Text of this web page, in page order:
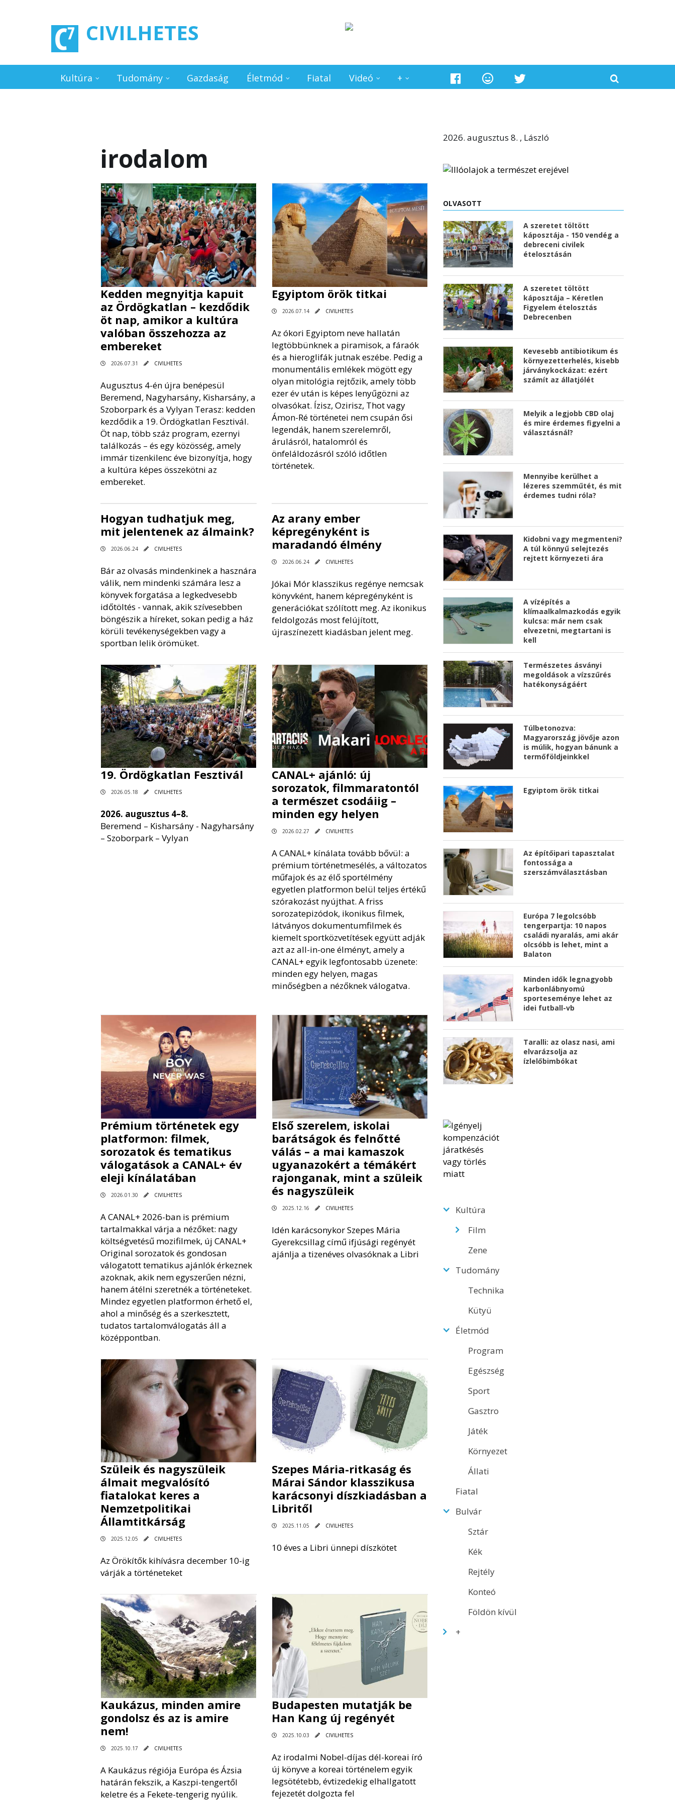
CIVILHETES
Kultúra Tudomány Gazdaság Életmód Fiatal Videó +
irodalom
Kedden megnyitja kapuit
az Ördögkatlan – kezdődik
öt nap, amikor a kultúra
valóban összehozza az
embereket
2026.07.31 CIVILHETES
Augusztus 4-én újra benépesül
Beremend, Nagyharsány, Kisharsány, a
Szoborpark és a Vylyan Terasz: kedden
kezdődik a 19. Ördögkatlan Fesztivál.
Öt nap, több száz program, ezernyi
találkozás – és egy közösség, amely
immár tizenkilenc éve bizonyítja, hogy
a kultúra képes összekötni az
embereket.
Egyiptom örök titkai
2026.07.14 CIVILHETES
Az ókori Egyiptom neve hallatán
legtöbbünknek a piramisok, a fáraók
és a hieroglifák jutnak eszébe. Pedig a
monumentális emlékek mögött egy
olyan mitológia rejtőzik, amely több
ezer év után is képes lenyűgözni az
olvasókat. Ízisz, Ozirisz, Thot vagy
Ámon-Ré történetei nem csupán ősi
legendák, hanem szerelemről,
árulásról, hatalomról és
önfeláldozásról szóló időtlen
történetek.
Hogyan tudhatjuk meg,
mit jelentenek az álmaink?
2026.06.24 CIVILHETES
Bár az olvasás mindenkinek a hasznára
válik, nem mindenki számára lesz a
könyvek forgatása a legkedvesebb
időtöltés - vannak, akik szívesebben
böngészik a híreket, sokan pedig a ház
körüli tevékenységekben vagy a
sportban lelik örömüket.
Az arany ember
képregényként is
maradandó élmény
2026.06.24 CIVILHETES
Jókai Mór klasszikus regénye nemcsak
könyvként, hanem képregényként is
generációkat szólított meg. Az ikonikus
feldolgozás most felújított,
újraszínezett kiadásban jelent meg.
19. Ördögkatlan Fesztivál
2026.05.18 CIVILHETES
2026. augusztus 4–8.
Beremend – Kisharsány - Nagyharsány
– Szoborpark – Vylyan
CANAL+ ajánló: új
sorozatok, filmmaratontól
a természet csodáiig –
minden egy helyen
2026.02.27 CIVILHETES
A CANAL+ kínálata tovább bővül: a
prémium történetmesélés, a változatos
műfajok és az élő sportélmény
egyetlen platformon belül teljes értékű
szórakozást nyújthat. A friss
sorozatepizódok, ikonikus filmek,
látványos dokumentumfilmek és
kiemelt sportközvetítések együtt adják
azt az all-in-one élményt, amely a
CANAL+ egyik legfontosabb üzenete:
minden egy helyen, magas
minőségben a nézőknek válogatva.
Prémium történetek egy
platformon: filmek,
sorozatok és tematikus
válogatások a CANAL+ év
eleji kínálatában
2026.01.30 CIVILHETES
A CANAL+ 2026-ban is prémium
tartalmakkal várja a nézőket: nagy
költségvetésű mozifilmek, új CANAL+
Original sorozatok és gondosan
válogatott tematikus ajánlók érkeznek
azoknak, akik nem egyszerűen nézni,
hanem átélni szeretnék a történeteket.
Mindez egyetlen platformon érhető el,
ahol a minőség és a szerkesztett,
tudatos tartalomválogatás áll a
középpontban.
Első szerelem, iskolai
barátságok és felnőtté
válás – a mai kamaszok
ugyanazokért a témákért
rajonganak, mint a szüleik
és nagyszüleik
2025.12.16 CIVILHETES
Idén karácsonykor Szepes Mária
Gyerekcsillag című ifjúsági regényét
ajánlja a tizenéves olvasóknak a Libri
Szüleik és nagyszüleik
álmait megvalósító
fiatalokat keres a
Nemzetpolitikai
Államtitkárság
2025.12.05 CIVILHETES
Az Örökítők kihívásra december 10-ig
várják a történeteket
Szepes Mária-ritkaság és
Márai Sándor klasszikusa
karácsonyi díszkiadásban a
Libritől
2025.11.05 CIVILHETES
10 éves a Libri ünnepi díszkötet
Kaukázus, minden amire
gondolsz és az is amire
nem!
2025.10.17 CIVILHETES
A Kaukázus régiója Európa és Ázsia
határán fekszik, a Kaszpi-tengertől
keletre és a Fekete-tengerig nyúlik.
Budapesten mutatják be
Han Kang új regényét
2025.10.03 CIVILHETES
Az irodalmi Nobel-díjas dél-koreai író
új könyve a koreai történelem egyik
legsötétebb, évtizedekig elhallgatott
fejezetét dolgozta fel
2026. augusztus 8. , László
OLVASOTT
A szeretet töltött
káposztája - 150 vendég a
debreceni civilek
ételosztásán
A szeretet töltött
káposztája – Kéretlen
Figyelem ételosztás
Debrecenben
Kevesebb antibiotikum és
környezetterhelés, kisebb
járványkockázat: ezért
számít az állatjólét
Melyik a legjobb CBD olaj
és mire érdemes figyelni a
választásnál?
Mennyibe kerülhet a
lézeres szemműtét, és mit
érdemes tudni róla?
Kidobni vagy megmenteni?
A túl könnyű selejtezés
rejtett környezeti ára
A vízépítés a
klímaalkalmazkodás egyik
kulcsa: már nem csak
elvezetni, megtartani is
kell
Természetes ásványi
megoldások a vízszűrés
hatékonyságáért
Túlbetonozva:
Magyarország jövője azon
is múlik, hogyan bánunk a
termőföldjeinkkel
Egyiptom örök titkai
Az építőipari tapasztalat
fontossága a
szerszámválasztásban
Európa 7 legolcsóbb
tengerpartja: 10 napos
családi nyaralás, ami akár
olcsóbb is lehet, mint a
Balaton
Minden idők legnagyobb
karbonlábnyomú
sporteseménye lehet az
idei futball-vb
Taralli: az olasz nasi, ami
elvarázsolja az
ízlelőbimbókat
Kultúra
Film
Zene
Tudomány
Technika
Kütyü
Életmód
Program
Egészség
Sport
Gasztro
Játék
Környezet
Állati
Fiatal
Bulvár
Sztár
Kék
Rejtély
Konteó
Földön kívül
+